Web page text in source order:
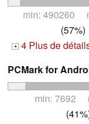
min: 490260
(57%)
+ 4 Plus de
PCMark for
min: 7692